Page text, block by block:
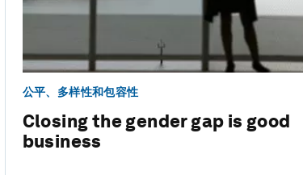
公平、多样性和包容性
Closing the gender gap is good
business